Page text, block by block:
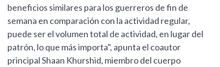
beneficios similares para los guerreros de fin de
semana en comparación con la actividad regular,
puede ser el volumen total de actividad, en lugar del
patrón, lo que más importa", apunta el coautor
principal Shaan Khurshid, miembro del cuerpo